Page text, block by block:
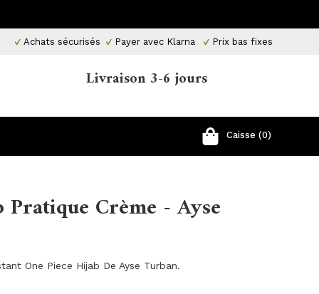
Achats sécurisés Payer avec Klarna Prix ​​bas fixes
Livraison 3-6 jours
Caisse (0)
Crème - Ayse
One Piece Hijab De Ayse Turban.